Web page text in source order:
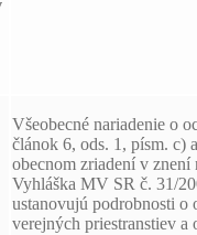
Všeobecné nariadenie o
článok 6, ods. 1, písm. c)
obecnom zriadení v znení
Vyhláška MV SR č. 31/
ustanovujú podrobnosti o
verejných priestranstiev a